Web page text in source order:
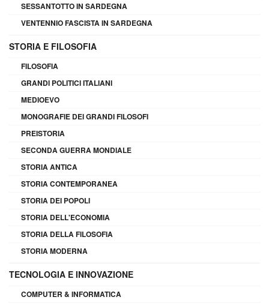
SESSANTOTTO IN SARDEGNA
VENTENNIO FASCISTA IN SARDEGNA
STORIA E FILOSOFIA
FILOSOFIA
GRANDI POLITICI ITALIANI
MEDIOEVO
MONOGRAFIE DEI GRANDI FILOSOFI
PREISTORIA
SECONDA GUERRA MONDIALE
STORIA ANTICA
STORIA CONTEMPORANEA
STORIA DEI POPOLI
STORIA DELL'ECONOMIA
STORIA DELLA FILOSOFIA
STORIA MODERNA
TECNOLOGIA E INNOVAZIONE
COMPUTER & INFORMATICA